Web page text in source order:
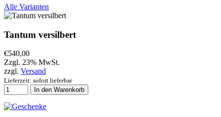
Alle Varianten
Tantum versilbert
€540,00
Zzgl. 23% MwSt.
zzgl. Versand
Lieferzeit: sofort lieferbar
In den Warenkorb